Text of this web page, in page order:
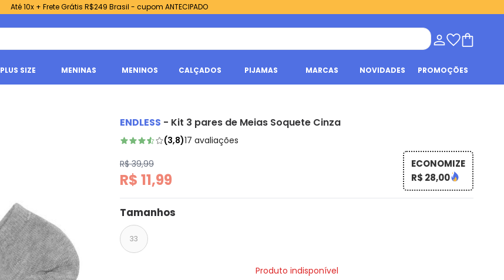
Até 10x + Frete Grátis R$249 Brasil - cupom ANTECIPADO
PLUS SIZE MENINAS MENINOS CALÇADOS PIJAMAS MARCAS NOVIDADES PROMOÇÕES
ENDLESS - Kit 3 pares de Meias Soquete Cinza
(3,8)17 avaliações
R$ 39,99
R$ 11,99
ECONOMIZE
R$ 28,00
Tamanhos
33
Produto indisponível